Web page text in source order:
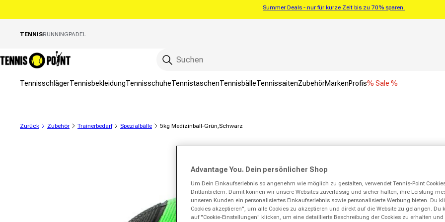
Summer Deals - nur für kurze Zeit bis zu 70% sparen.
TENNISRUNNINGPADEL
TennisschlägerTennisbekleidungTennisschuheTennistaschenTennisbälleTennissaitenZubehörMarkenProfis% Sale %
Zurück Zubehör Trainerbedarf Spezialbälle 5kg Medizinball-Grün,Schwarz
Advantage You. Dein persönlicher Shop
Um Dein Einkaufserlebnis so angenehm wie möglich zu gestalten, verwendet Tennis-Point
Drittanbietern. Damit können wir unsere Websites zuverlässig und sicher halten, ihre Leistung
unseren Kunden ein personalisiertes Einkaufserlebnis sowie personalisierte Werbung bieten. Du
Cookies akzeptieren", um alle Cookies zu akzeptieren und direkt auf die Website zu gelangen. Du
auf "Cookie-Einstellungen" klicken, um eine detaillierte Beschreibung der Cookies zu erhalten und